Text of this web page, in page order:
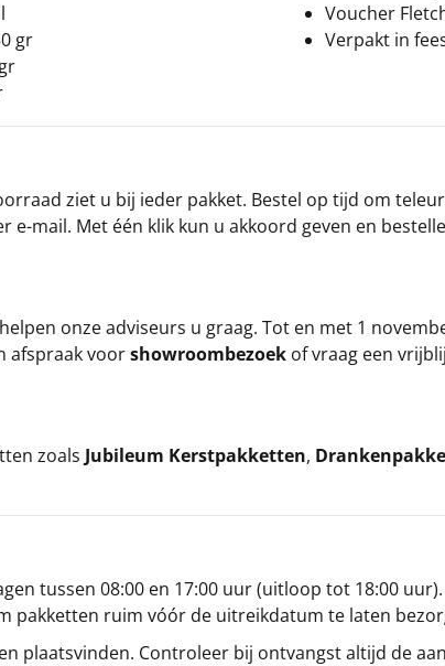
gr
Voucher
Verpakt in
ziet u bij ieder pakket. Bestel op tijd om
mail. Met één klik kun u akkoord geven en
onze adviseurs u graag. Tot en met 1
afspraak voorshowroombezoek of vraag een
zoals Jubileum Kerstpakketten,
tussen 08:00 en 17:00 uur (uitloop tot 18:00
pakketten ruim vóór de uitreikdatum te laten
plaatsvinden. Controleer bij ontvangst altijd de